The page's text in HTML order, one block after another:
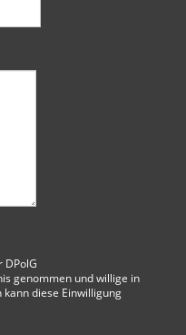
DPolG
genommen und willige in
diese Einwilligung